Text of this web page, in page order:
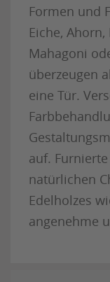
Formen und
Eiche, Ahorn,
Mahagoni
überzeugen
eine Tür.
auf.
natürlichen
Edelholzes
angenehme